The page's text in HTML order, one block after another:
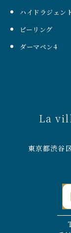
ハイドラジェン
ピーリング
ダーマペン4
La
東京都渋谷